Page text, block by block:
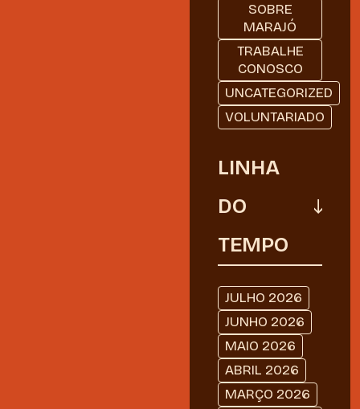
SOBRE
MARAJÓ
TRABALHE
CONOSCO
UNCATEGORIZED
VOLUNTARIADO
LINHA
DO
TEMPO
JULHO 2026
JUNHO 2026
MAIO 2026
ABRIL 2026
MARÇO 2026